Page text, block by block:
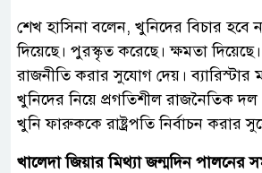
শেখ হাসিনা বলেন, খুনিদের বিচার
দিয়েছে। পুরস্কৃত করেছে। ক্ষমতা
রাজনীতি করার সুযোগ দেয়।
খুনিদের নিয়ে প্রগতিশীল রাজনৈতিক
খুনি ফারুককে রাষ্ট্রপতি নির্বাচন করার
খালেদা জিয়ার মিথ্যা জন্মদিন পালনের